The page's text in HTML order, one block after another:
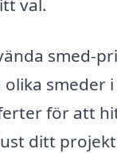
val.
smed-
smeder
för att
ditt